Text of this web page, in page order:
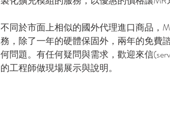
不同於市面上相似的國外代理進口商品，
務，除了一年的硬體保固外，兩年的免費
何問題。有任何疑問與需求，歡迎來信
的工程師做現場展示與說明。